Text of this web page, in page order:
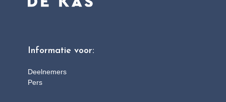
Informatie voor:
Deelnemers
Pers